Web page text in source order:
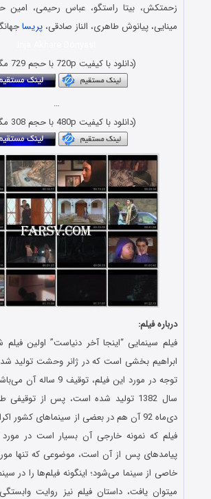
زحمتکش، بیتا راستگو، عباس رحیمی، امین
مینایی، پیانوش طاهری، الناز صادقی،پریسا
(دانلود با کیفیت 720p با حجم 729 مگابایت)
…
(دانلود با کیفیت 480p با حجم 308 مگابایت)
درباره فیلم:
فیلم سینمایی “اینجا آخر دنیاست” اولین
ابراهیم بخشی است که در ژانر وحشت تولید
توجه در مورد این فیلم،
دی‌ماه 92 آن هم در بعضی از سینماهای
فیلم که نمونه خارجی آن بسیار است در مورد
پیامدهای پس از آن است، موضوعی که تنها
خاصی از سینما می‌شود؛ اینگونه فیلم‌ها را در
میتوان یافت، داستان فیلم نیز روایت